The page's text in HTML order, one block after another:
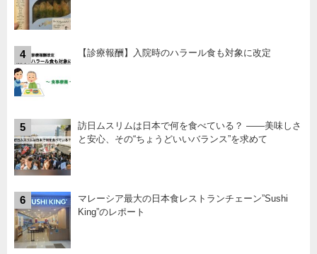
4 【診療報酬】入院時のハラール食も対象に改定
5
訪日ムスリムは日本で何を食べている？ ――美味しさ
と安心、その“ちょうどいいバランス”を求めて
6
マレーシア最大の日本食レストランチェーン”Sushi
King”のレポート